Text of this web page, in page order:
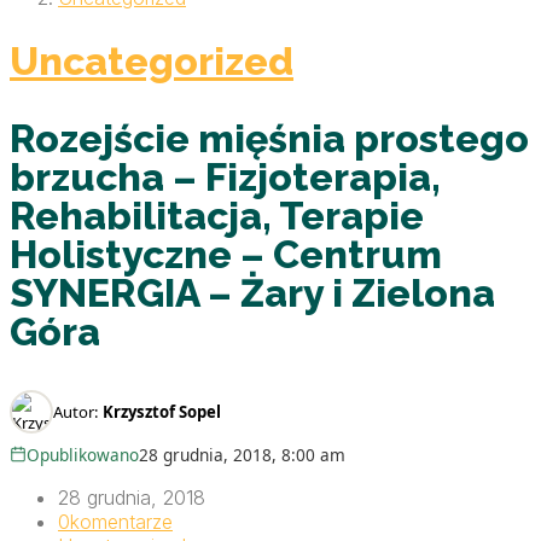
Uncategorized
Rozejście mięśnia prostego
brzucha – Fizjoterapia,
Rehabilitacja, Terapie
Holistyczne – Centrum
SYNERGIA – Żary i Zielona
Góra
Autor: Krzysztof Sopel
Opublikowano28 grudnia, 2018, 8:00 am
28 grudnia, 2018
0komentarze